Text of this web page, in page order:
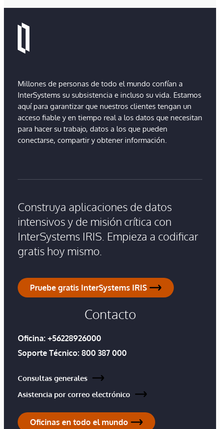
Millones de personas de todo el mundo confían a
InterSystems su subsistencia e incluso su vida. Estamos
aquí para garantizar que nuestros clientes tengan un
acceso fiable y en tiempo real a los datos que necesitan
para hacer su trabajo, datos a los que pueden
conectarse, compartir y obtener información.
Construya aplicaciones de datos
intensivos y de misión crítica con
InterSystems IRIS. Empieza a codificar
gratis hoy mismo.
Pruebe gratis InterSystems IRIS
Contacto
Oficina: +56228926000
Soporte Técnico: 800 387 000
Consultas generales
Asistencia por correo electrónico
Oficinas en todo el mundo